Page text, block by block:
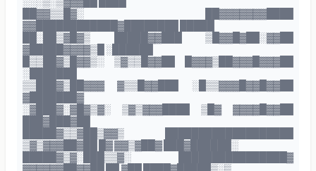
██▓▓▒▒█▓░ ██▓▓▓▓▓▓▓████
▓▓████████████▓████████ █████
██░██▒▓█▓▒ █████▓▓███ ▒█▓▓█▓██░▓▓██
▓█████▓▓▓▓▒█ ░██████
█▒▒██▓▒█▓▓▒░ ▒▓▒▒█▓▓██ █▓▓▓▒██▓▓▓█▓▓▓██
░███████
▒▒███▓▒██▓▓▓ ▓▒▒█▓▓███ ░█▒▒▓▓▓█▓▓█▓▓██
▓███████▓
░▓███▓░▓█▓▒▓░ ▒▓▒▓▓▓████ ▒█▓ ▓▓▓▓█▓▓██
███▓███▓██
█████▓▒▒▓██▒▓▓▒ ███████████████████
▒▓▒▓▓▓██▓██ █▓ ▓▓▒▓██▓ ███▓██████░
█████▓▒▓░███▒▒▓░ ████████████████▓